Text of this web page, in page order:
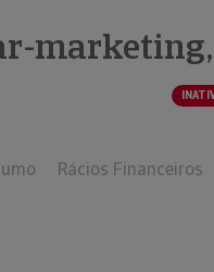
e Monitorização de
| Estudos e
marketing,
Rácios Financeiros